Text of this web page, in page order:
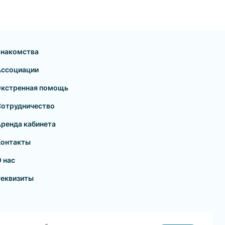
помощь
кабинета
нас